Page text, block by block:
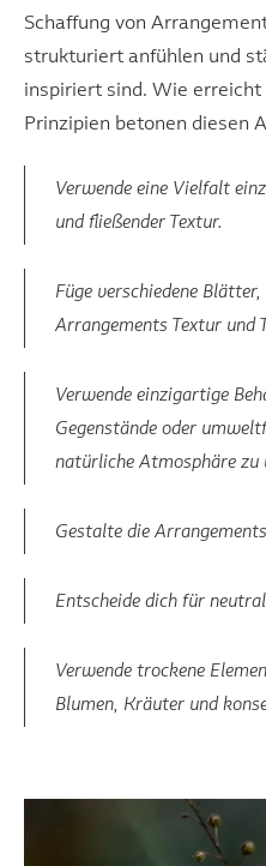
Schaffung von
strukturiert anfühlen und
inspiriert sind. Wie
Prinzipien betonen diesen
Verwende eine Vielfalt
und fließender Textur.
Füge verschiedene
Arrangements Textur und
Verwende einzigartige
Gegenstände oder
natürliche Atmosphäre zu
Gestalte die
Entscheide dich für
Verwende trockene
Blumen, Kräuter und